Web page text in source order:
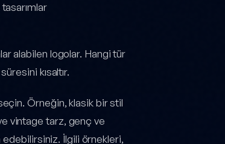
alabilen logolar. Hangi tür
kısaltır.
Örneğin, klasik bir stil
vintage tarz, genç ve
edebilirsiniz. İlgili örnekleri,